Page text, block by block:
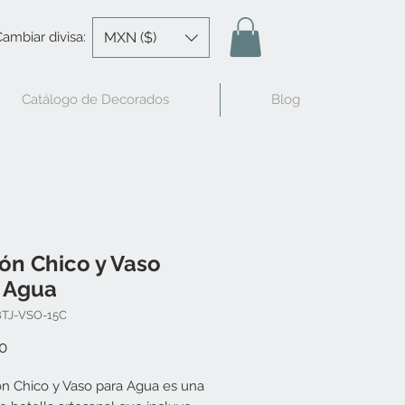
divisa: MXN ($)
Catálogo de Decorados Blog
Chico y Vaso
VSO-15C
Precio
Chico y Vaso para Agua es una